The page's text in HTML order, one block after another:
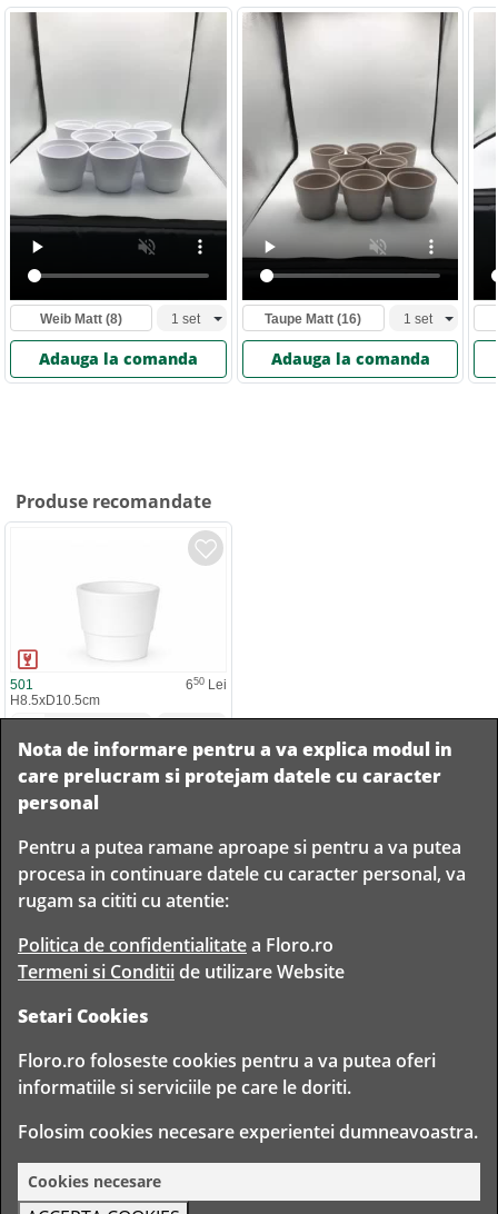
Weib Matt (8)
Adauga la comanda
Taupe Matt (16)
Adauga la comanda
Weib Matt
Produse recomandate
501 650Lei
H8.5xD10.5cm
Adauga la comanda
Livrare
rapida
Livram in
orice
Romania
Garantam
TIMP PENTRU
FLORISTI
Copyright © 2020 Toate drepturile rezervate
FLORO CLUB FLORIST S.R.L. - CUI 30314943
BD. TIMISOARA 80, BUCURESTI, ROMANIA
Nota de informare pentru a va explica modul in
care prelucram si protejam datele cu caracter
personal
Pentru a putea ramane aproape si pentru a va putea
procesa in continuare datele cu caracter personal, va
rugam sa cititi cu atentie:
Politica de confidentialitatea Floro.ro
Termeni si Conditiide utilizare Website
Setari Cookies
Floro.ro foloseste cookies pentru a va putea oferi
informatiile si serviciile pe care le doriti.
Folosim cookies necesare experientei dumneavoastra.
Cookies necesare